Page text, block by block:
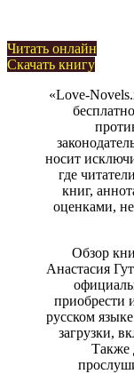
Читать онлайн
Скачать книгу
«Love-
носит
где
книг,
оценками,
Обзор
Анастасия
приобрести
русском
загрузки,
Также